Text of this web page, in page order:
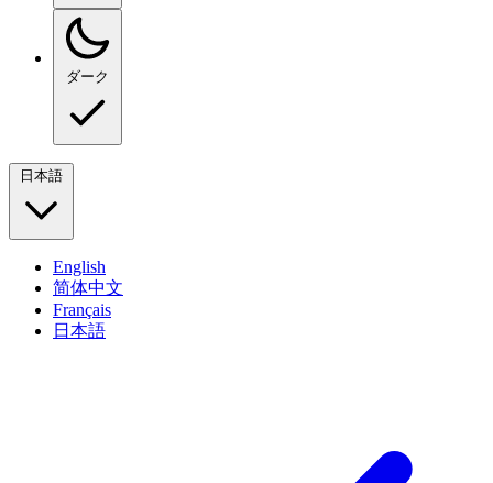
ダーク
日本語
English
简体中文
Français
日本語